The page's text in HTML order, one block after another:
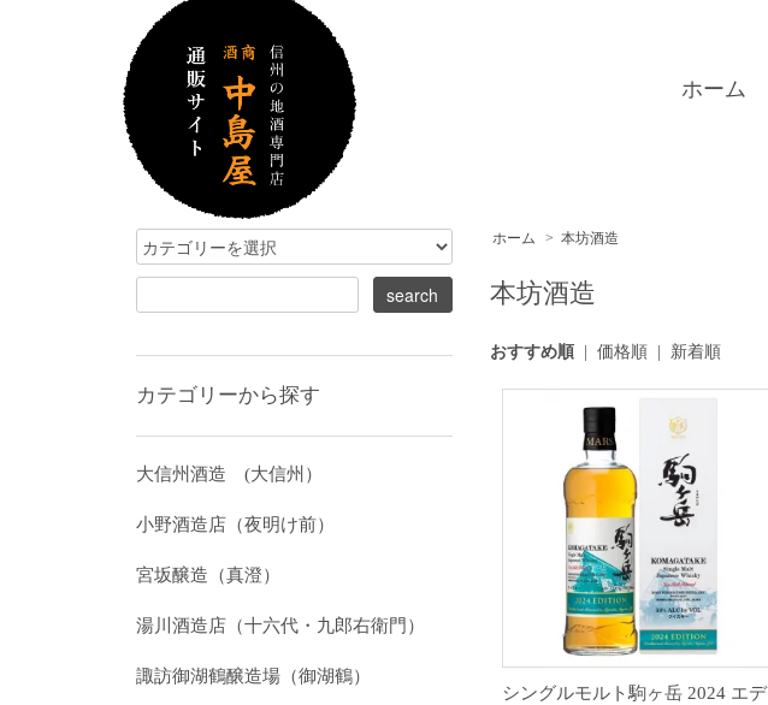
ホーム
ホーム > 本坊酒造
本坊酒造
おすすめ順| 価格順 新着順
シングルモルト駒ヶ岳 2024 エデ
カテゴリーから探す
大信州酒造 (大信州）
小野酒造店（夜明け前）
宮坂醸造（真澄）
湯川酒造店（十六代・九郎右衛門）
諏訪御湖鶴醸造場（御湖鶴）